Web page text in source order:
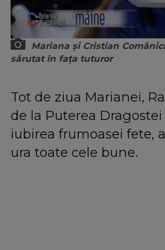
Mariana și Cristian
sărutat în fața tuturor
Tot de ziua Marianei,
de la Puterea
iubirea frumoasei fete,
ura toate cele bune.